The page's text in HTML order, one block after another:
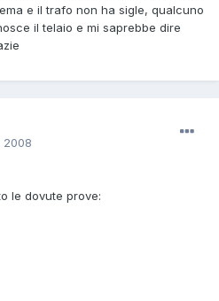
e il trafo non ha sigle, qualcuno
il telaio e mi saprebbe dire
2008
le dovute prove: